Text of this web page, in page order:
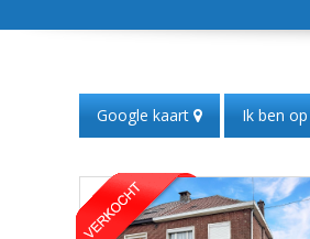
Google kaart Ik ben